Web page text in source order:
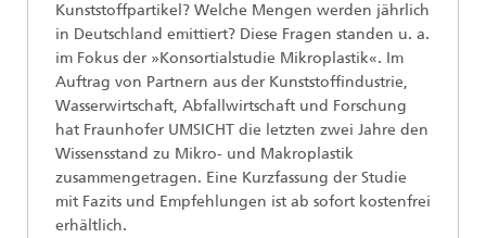
Kunststoffpartikel? Welche Mengen werden jährlich
in Deutschland emittiert? Diese Fragen standen u. a.
im Fokus der »Konsortialstudie Mikroplastik«. Im
Auftrag von Partnern aus der Kunststoffindustrie,
Wasserwirtschaft, Abfallwirtschaft und Forschung
hat Fraunhofer UMSICHT die letzten zwei Jahre den
Wissensstand zu Mikro- und Makroplastik
zusammengetragen. Eine Kurzfassung der Studie
mit Fazits und Empfehlungen ist ab sofort kostenfrei
erhältlich.